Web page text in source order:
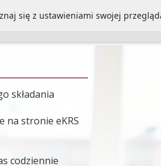
O Nas Kontakt Polityka prywatności
się z ustawieniami swojej